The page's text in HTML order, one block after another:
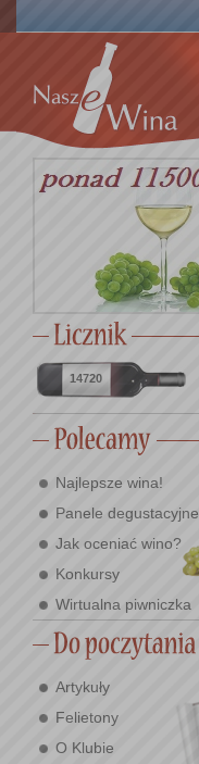
14720
Najlepsze wina!
Panele degustacyjne
Jak oceniać wino?
Konkursy
Wirtualna piwniczka
Artykuły
Felietony
O Klubie